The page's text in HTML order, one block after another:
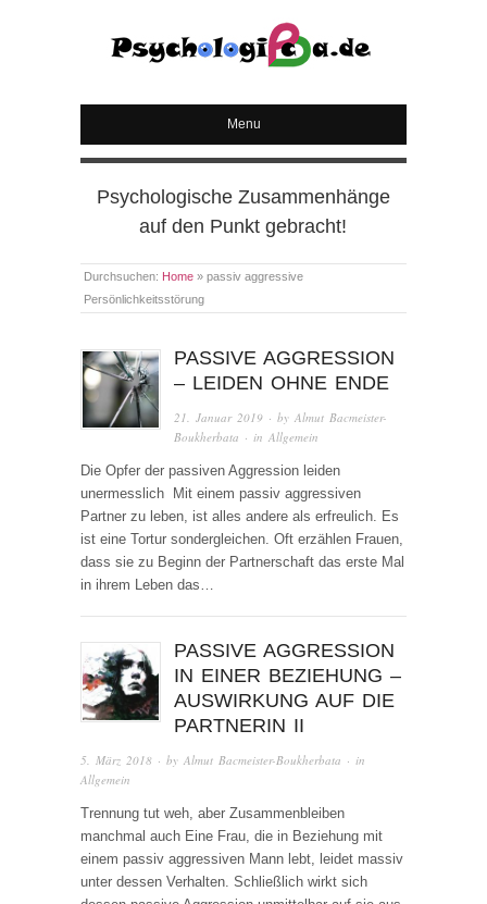
PSYCHOLOGICA
Menu
Psychologische Zusammenhänge
auf den Punkt gebracht!
Durchsuchen: Home » passiv aggressive
Persönlichkeitsstörung
PASSIVE AGGRESSION
– LEIDEN OHNE ENDE
21. Januar 2019 · byAlmut Bacmeister-
Boukherbata · inAllgemein
Die Opfer der passiven Aggression leiden
unermesslich Mit einem passiv aggressiven
Partner zu leben, ist alles andere als erfreulich. Es
ist eine Tortur sondergleichen. Oft erzählen Frauen,
dass sie zu Beginn der Partnerschaft das erste Mal
in ihrem Leben das…
PASSIVE AGGRESSION
IN EINER BEZIEHUNG –
AUSWIRKUNG AUF DIE
PARTNERIN II
5. März 2018 · by Almut Bacmeister-Boukherbata · in
Allgemein
Trennung tut weh, aber Zusammenbleiben
manchmal auch Eine Frau, die in Beziehung mit
einem passiv aggressiven Mann lebt, leidet massiv
unter dessen Verhalten. Schließlich wirkt sich